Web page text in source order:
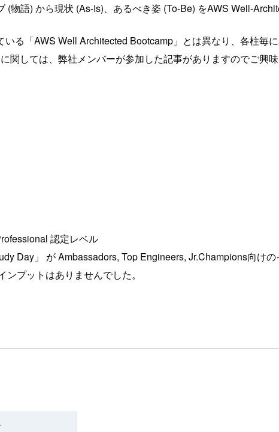
物語) から現状 (As-Is)、あるべき姿 (To-Be) をAWS Well-
る「AWS Well Architected Bootcamp」とは異なり、各柱毎
関しては、弊社メンバーが参加した記事がありますのでご興
認定レベル
Day」 が Ambassadors, Top Engineers, Jr.Champions向け
プットはありませんでした。